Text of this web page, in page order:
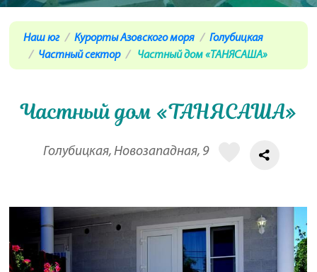
Наш юг Курорты Азовского моря
Голубицкая
Частный сектор
Частный дом «ТАНЯСАША»
Частный дом «ТАНЯСАША»
Голубицкая, Новозападная, 9